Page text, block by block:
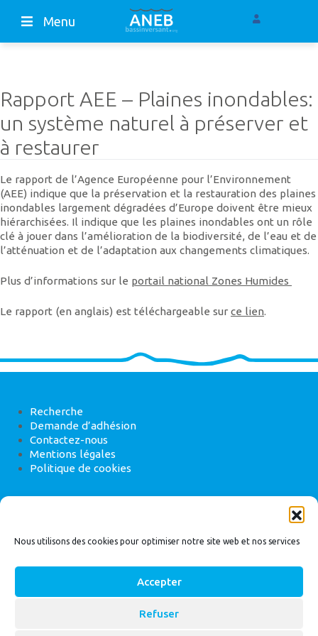
Nous utilisons des cookies pour optimiser notre site web et nos services
Accepter
Refuser
Menu
Rapport AEE – Plaines inondables:
un système naturel à préserver et
à restaurer
Le rapport de l’Agence Européenne pour l’Environnement
(AEE) indique que la préservation et la restauration des plaines
inondables largement dégradées d’Europe doivent être mieux
hiérarchisées. Il indique que les plaines inondables ont un rôle
clé à jouer dans l’amélioration de la biodiversité, de l’eau et de
l’atténuation et de l’adaptation aux changements climatiques.
Plus d’informations sur le portail national Zones Humides
Le rapport (en anglais) est téléchargeable sur ce lien.
Recherche
Demande d’adhésion
Contactez-nous
Mentions légales
Politique de cookies